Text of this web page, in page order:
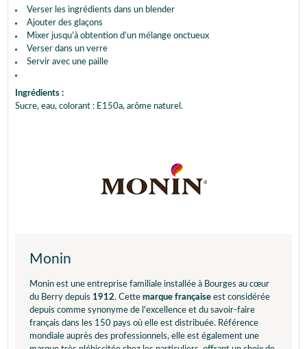
Verser les ingrédients dans un blender
Ajouter des glaçons
Mixer jusqu’à obtention d’un mélange onctueux
Verser dans un verre
Servir avec une paille
Ingrédients :
Sucre, eau, colorant : E150a, arôme naturel.
Monin
Monin est une entreprise familiale installée à Bourges au cœur
du Berry depuis 1912. Cette marque française est considérée
depuis comme synonyme de l'excellence et du savoir-faire
français dans les 150 pays où elle est distribuée. Référence
mondiale auprès des professionnels, elle est également une